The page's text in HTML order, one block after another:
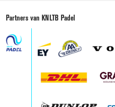
Partners van KNLTB Padel